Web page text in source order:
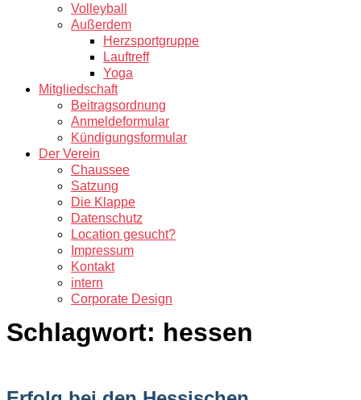
Volleyball
Außerdem
Herzsportgruppe
Lauftreff
Yoga
Mitgliedschaft
Beitragsordnung
Anmeldeformular
Kündigungsformular
Der Verein
Chaussee
Satzung
Die Klappe
Datenschutz
Location gesucht?
Impressum
Kontakt
intern
Corporate Design
Schlagwort: hessen